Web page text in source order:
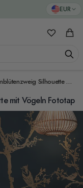
EUR
Meine
Goldene Faux Baumblütenzweig Silhouette mit Vögeln Fototapete
mit Vögeln